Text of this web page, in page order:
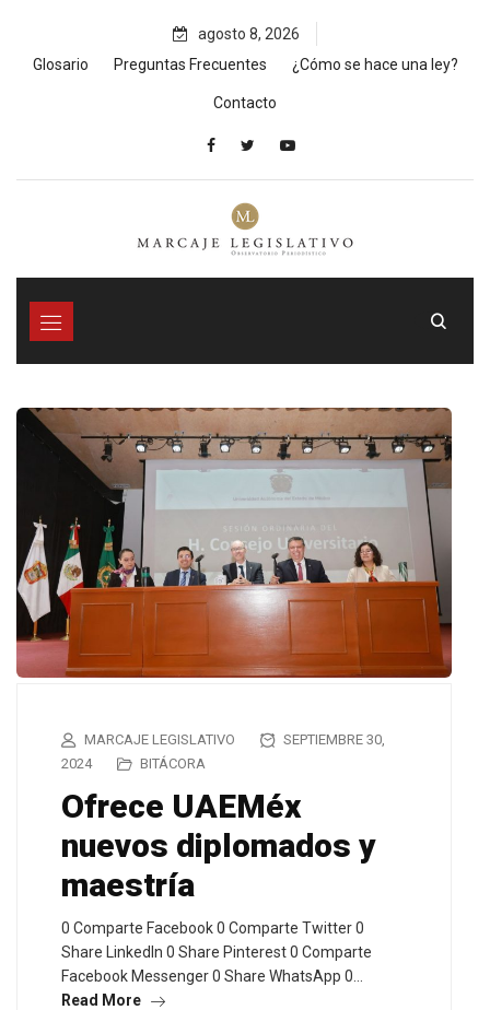
content
agosto 8, 2026
Glosario
Preguntas Frecuentes ¿Cómo se hace una ley?
Contacto
MARCAJE LEGISLATIVO
SEPTIEMBRE 30,
2024
BITÁCORA
Ofrece UAEMéx
nuevos diplomados y
maestría
0 Comparte Facebook 0 Comparte Twitter 0
Share LinkedIn 0 Share Pinterest 0 Comparte
Facebook Messenger 0 Share WhatsApp 0…
Read More